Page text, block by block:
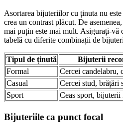
Asortarea bijuteriilor cu ținuta nu
crea un contrast plăcut. De
mai puțin este mai mult. Asigurați-vă
tabelă cu diferite combinații de
Tipul de ținută
Bijuterii
Formal
Cercei candelabru,
Casual
Cercei stud, brățări
Sport
Ceas sport, bijuterii
Bijuteriile ca punct focal